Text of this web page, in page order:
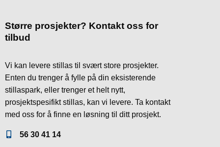
Større prosjekter? Kontakt oss for
tilbud
Vi kan levere stillas til svært store prosjekter.
Enten du trenger å fylle på din eksisterende
stillaspark, eller trenger et helt nytt,
prosjektspesifikt stillas, kan vi levere. Ta kontakt
med oss for å finne en løsning til ditt prosjekt.
56 30 41 14